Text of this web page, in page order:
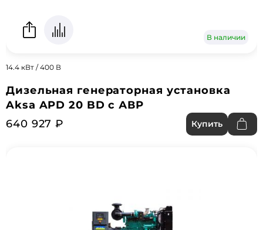
В наличии
14.4 кВт / 400 В
Дизельная генераторная установка
Aksa APD 20 BD с АВР
640 927 ₽
Купить